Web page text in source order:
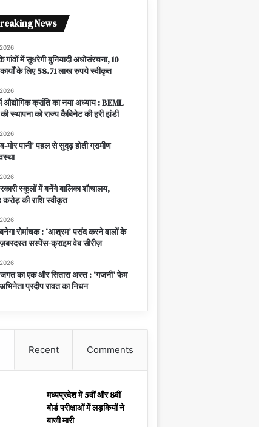
News
गांवों में सुधरेगी बुनियादी अधोसंरचना, 10
कार्यों के लिए 58.71 लाख रुपये स्वीकृत
औद्योगिक क्रांति का नया अध्याय : BEML
स्थापना को राज्य कैबिनेट की हरी झंडी
मोर पानी’ पहल से सुदृढ़ होती ग्रामीण
स्कूलों में बनेंगे बालिका शौचालय,
की राशि स्वीकृत
रोमांचक : ‘आश्रम’ पसंद करने वालों के
सस्पेंस-क्राइम वेब सीरीज़
जगत का एक और सितारा अस्त : ‘गजनी’ फेम
प्रदीप रावत का निधन
Recent Comments
मध्यप्रदेश में 5वीं और 8वीं
बोर्ड परीक्षाओं में लड़कियों ने
बाजी मारी